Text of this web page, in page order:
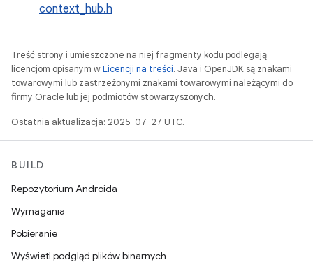
context_hub.h
Treść strony i umieszczone na niej fragmenty kodu podlegają
licencjom opisanym wLicencji na treści. Java i OpenJDK są znakami
towarowymi lub zastrzeżonymi znakami towarowymi należącymi do
firmy Oracle lub jej podmiotów stowarzyszonych.
Ostatnia aktualizacja: 2025-07-27 UTC.
BUILD
Repozytorium Androida
Wymagania
Pobieranie
Wyświetl podgląd plików binarnych